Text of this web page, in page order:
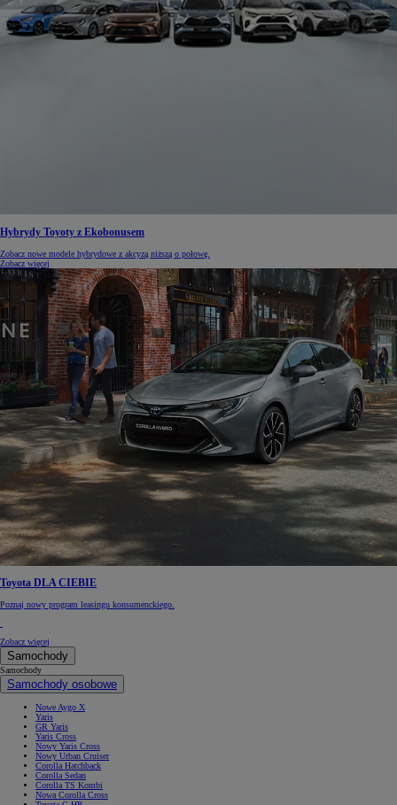
Hybrydy Toyoty z Ekobonusem
Zobacz nowe modele hybrydowe z akcyzą niższą o połowę.
Zobacz więcej
Toyota DLA CIEBIE
Poznaj nowy program leasingu konsumenckiego.
Zobacz więcej
Samochody
Samochody
Samochody osobowe
Nowe Aygo X
Yaris
GR Yaris
Yaris Cross
Nowy Yaris Cross
Nowy Urban Cruiser
Corolla Hatchback
Corolla Sedan
Corolla TS Kombi
Nowa Corolla Cross